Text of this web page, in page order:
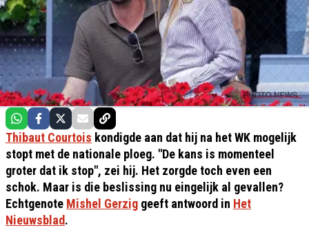
Thibaut Courtois kondigde aan dat hij na het WK mogelijk
stopt met de nationale ploeg. "De kans is momenteel
groter dat ik stop", zei hij. Het zorgde toch even een
schok. Maar is die beslissing nu eingelijk al gevallen?
Echtgenote Mishel Gerzig geeft antwoord in Het
Nieuwsblad.